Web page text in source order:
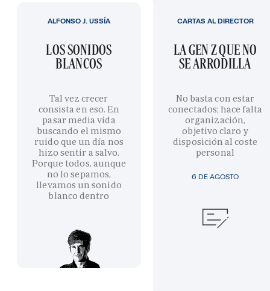
LOS SONIDOS
BLANCOS
Tal vez crecer
consista en eso. En
pasar media vida
buscando el mismo
ruido que un día nos
hizo sentir a salvo.
Porque todos, aunque
no lo sepamos,
llevamos un sonido
blanco dentro
ALFONSO J. USSÍA
6 DE AGOSTO
LA GEN Z QUE NO
SE ARRODILLA
No basta con estar
conectados; hace falta
organización,
objetivo claro y
disposición al coste
personal
CARTAS AL DIRECTOR